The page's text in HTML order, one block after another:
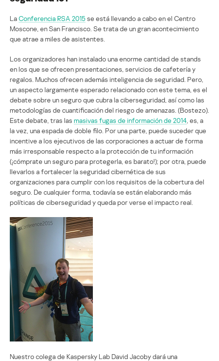
LaConferencia RSA 2015se está llevando a cabo en el Centro
Moscone, en San Francisco. Se trata de un gran acontecimiento
que atrae a miles de asistentes.
Los organizadores han instalado una enorme cantidad de stands
en los que se ofrecen presentaciones, servicios de cafetería y
regalos. Muchos ofrecen además inteligencia de seguridad. Pero,
un aspecto largamente esperado relacionado con este tema, es el
debate sobre un seguro que cubra la ciberseguridad, así como las
metodologías de cuantificación del riesgo de amenazas. (Bostezo).
Este debate, tras las masivas fugas de información de 2014 , es, a
la vez, una espada de doble filo. Por una parte, puede suceder que
incentive a los ejecutivos de las corporaciones a actuar de forma
más irresponsable respecto a la protección de tu información
(¡cómprate un seguro para protegerla, es barato!); por otra, puede
llevarlos a fortalecer la seguridad cibernética de sus
organizaciones para cumplir con los requisitos de la cobertura del
seguro. De cualquier forma, todavía se están elaborando más
políticas de ciberseguridad y queda por verse el impacto real.
Nuestro colega de Kaspersky Lab David Jacoby dará una